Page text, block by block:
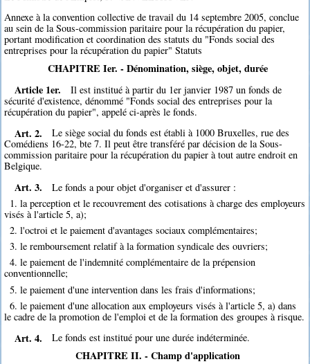
Annexe à la convention collective de travail du 14 septembre 2005, conclue
au sein de la Sous-commission paritaire pour la récupération du papier,
portant modification et coordination des statuts du "Fonds social des
entreprises pour la récupération du papier" Statuts
CHAPITRE Ier. - Dénomination, siège, objet, durée
Article 1er.
Il est institué à partir du 1er janvier 1987 un fonds de
sécurité d'existence, dénommé "Fonds social des entreprises pour la
récupération du papier", appelé ci-après le fonds.
Art. 2.
Le siège social du fonds est établi à 1000 Bruxelles, rue des
Comédiens 16-22, bte 7. Il peut être transféré par décision de la Sous-
commission paritaire pour la récupération du papier à tout autre endroit en
Belgique.
Art. 3.
Le fonds a pour objet d'organiser et d'assurer :
1. la perception et le recouvrement des cotisations à charge des employeurs
visés à l'article 5, a);
2. l'octroi et le paiement d'avantages sociaux complémentaires;
3. le remboursement relatif à la formation syndicale des ouvriers;
4. le paiement de l'indemnité complémentaire de la prépension
conventionnelle;
5. le paiement d'une intervention dans les frais d'informations;
6. le paiement d'une allocation aux employeurs visés à l'article 5, a) dans
le cadre de la promotion de l'emploi et de la formation des groupes à risque.
Art. 4. Le fonds est institué pour une durée indéterminée.
CHAPITRE II. - Champ d'application